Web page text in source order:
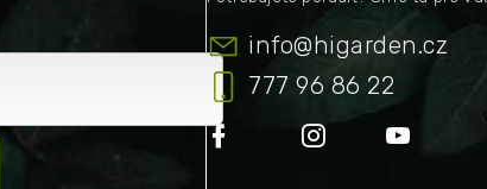
info@higarden.cz
777 96 86 22